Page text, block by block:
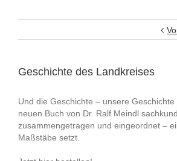
Geschichte des Landkreises
Und die Geschichte – unsere
neuen Buch von Dr. Ralf Meindl
zusammengetragen und eingeordnet –
Maßstäbe setzt.